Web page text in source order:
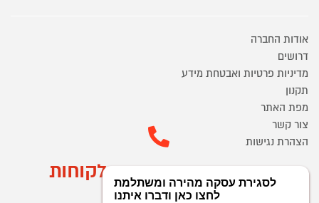
אודות החברה
דרושים
מדיניות פרטיות ואבטחת מידע
תקנון
מפת האתר
צור קשר
הצהרת נגישות
מוקד הזמנות ושירות לקוחות
03-9545370